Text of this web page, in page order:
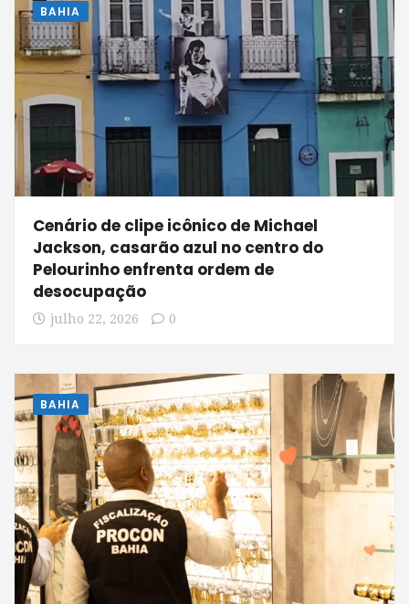
BAHIA
Cenário de clipe icônico de Michael
Jackson, casarão azul no centro do
Pelourinho enfrenta ordem de
desocupação
julho 22, 2026 0
BAHIA